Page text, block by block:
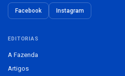
Facebook Instagram
EDITORIAS
A Fazenda
Artigos